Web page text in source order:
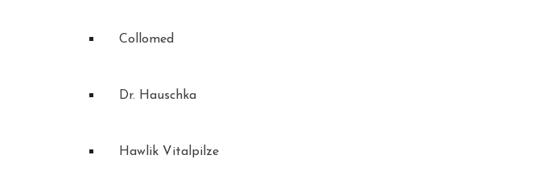
Collomed
Dr. Hauschka
Hawlik Vitalpilze